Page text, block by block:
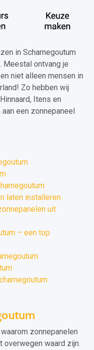
in Scharnegoutum
Meestal ontvang je
niet alleen mensen in
Zo hebben wij
Itens en
een zonnepaneel
laten installeren
uit
– een top
zonnepanelen
overwegen waard zijn.